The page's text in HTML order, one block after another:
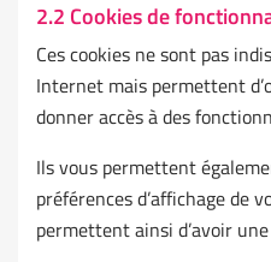
2.2 Cookies de
Ces cookies ne sont pas
Internet mais permettent
donner accès à des
Ils vous permettent
préférences d’affichage de
permettent ainsi d’avoir